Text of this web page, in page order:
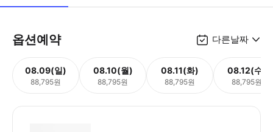
옵션예약 다른날짜
08.09(일)
88,795원
08.10(월)
88,795원
08.11(화)
88,795원
08.12(수)
88,795원